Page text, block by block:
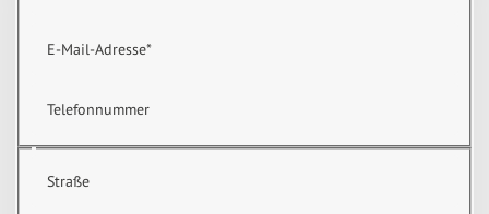
E-Mail-Adresse*
Telefonnummer
Straße